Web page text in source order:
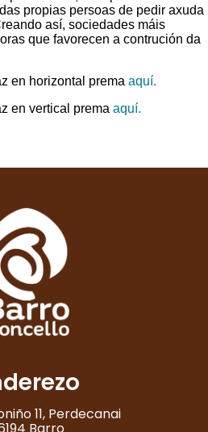
propias persoas de pedir axuda
así, sociedades máis
que favorecen a contrución da
en horizontal prema aquí.
en vertical prema aquí.
11, Perdecanai